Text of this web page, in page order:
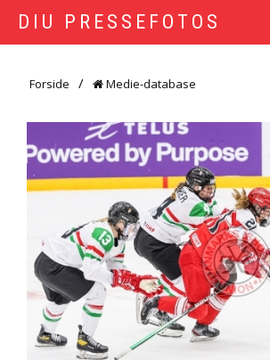
DIU PRESSEFOTOS
Forside Medie-database